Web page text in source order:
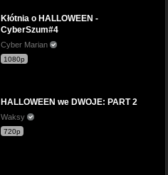
Kłótnia o HALLOWEEN -
CyberSzum#4
Cyber Marian
1080p
HALLOWEEN we DWOJE: PART 2
Waksy
720p